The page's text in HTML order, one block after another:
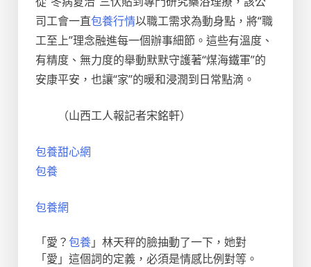
司工會一直包養行情以職工需求為動身點，將“職
工至上”理念融進每一個辦事細節。這些有溫度、
有精度、無力度的舉動默默守護著“煤海鐵軍”的
安康平安，也讓“家”的暖和浸潤到日常點滴。
（山西工人報記者宋銘軒）
包養甜心網
包養
包養網
「愛？包養」林天秤的臉抽動了一下，她對
「愛」這個詞的定義，必須是情感比例對等。